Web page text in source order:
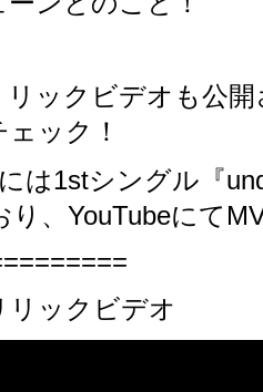
リックビデオも公
ック！
は1stシングル『
り、YouTubeにて
リックビデオ